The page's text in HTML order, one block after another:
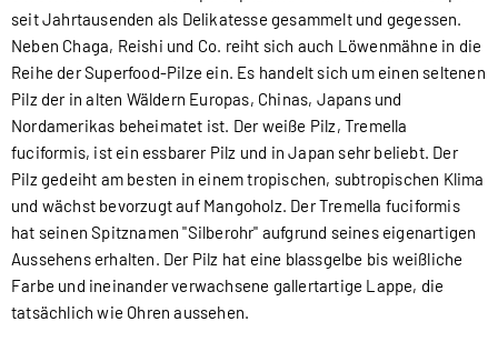
seit Jahrtausenden als Delikatesse gesammelt und gegessen.
Neben Chaga, Reishi und Co. reiht sich auch Löwenmähne in die
Reihe der Superfood-Pilze ein. Es handelt sich um einen seltenen
Pilz der in alten Wäldern Europas, Chinas, Japans und
Nordamerikas beheimatet ist. Der weiße Pilz, Tremella
fuciformis, ist ein essbarer Pilz und in Japan sehr beliebt. Der
Pilz gedeiht am besten in einem tropischen, subtropischen Klima
und wächst bevorzugt auf Mangoholz. Der Tremella fuciformis
hat seinen Spitznamen "Silberohr" aufgrund seines eigenartigen
Aussehens erhalten. Der Pilz hat eine blassgelbe bis weißliche
Farbe und ineinander verwachsene gallertartige Lappe, die
tatsächlich wie Ohren aussehen.